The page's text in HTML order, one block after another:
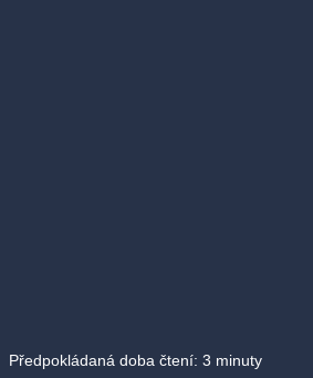
Předpokládaná doba čtení: 3 minuty